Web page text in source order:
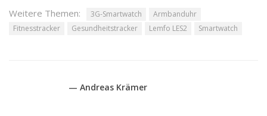
Weitere Themen: 3G-Smartwatch
Armbanduhr
Fitnesstracker
Gesundheitstracker Lemfo LES2 Smartwatch
— Andreas Krämer